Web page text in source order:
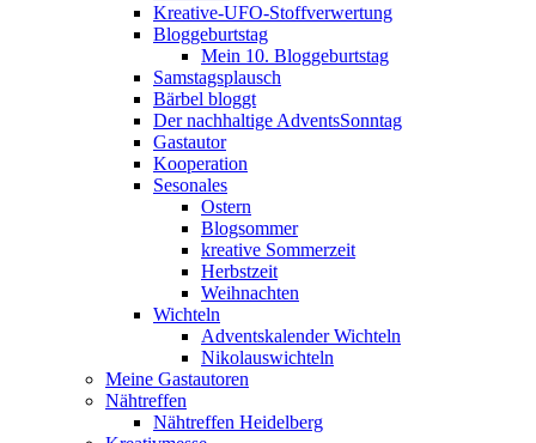
Kreative-UFO-Stoffverwertung
Bloggeburtstag
Mein 10. Bloggeburtstag
Samstagsplausch
Bärbel bloggt
Der nachhaltige AdventsSonntag
Gastautor
Kooperation
Sesonales
Ostern
Blogsommer
kreative Sommerzeit
Herbstzeit
Weihnachten
Wichteln
Adventskalender Wichteln
Nikolauswichteln
Meine Gastautoren
Nähtreffen
Nähtreffen Heidelberg